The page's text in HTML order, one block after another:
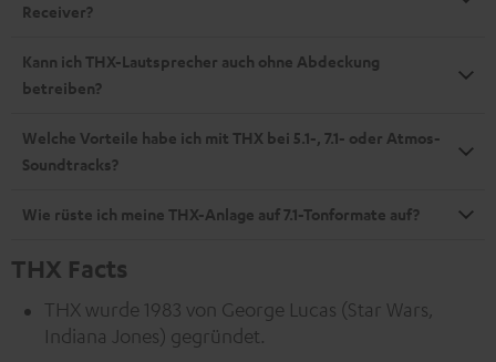
Receiver?
Kann ich THX-Lautsprecher auch ohne Abdeckung
betreiben?
Welche Vorteile habe ich mit THX bei 5.1-, 7.1- oder Atmos-
Soundtracks?
Wie rüste ich meine THX-Anlage auf 7.1-Tonformate auf?
THX Facts
THX wurde 1983 von George Lucas (Star Wars,
Indiana Jones) gegründet.